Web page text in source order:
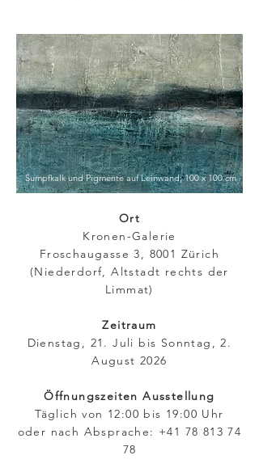
Sumpfkalk und Pigmente auf Leinwand, 100 x 100 cm
Ort
Kronen-Galerie
Froschaugasse 3, 8001 Zürich
(Niederdorf, Altstadt rechts der
Limmat)
Zeitraum
Dienstag, 21. Juli bis Sonntag, 2.
August 2026
Öffnungszeiten Ausstellung
Täglich von 12:00 bis 19:00 Uhr
oder nach Absprache: +41 78 813 74
78